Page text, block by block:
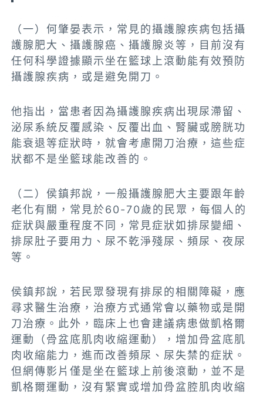
（一）何肇晏表示，常見的攝護腺疾病包括攝
護腺肥大、攝護腺癌、攝護腺炎等，目前沒有
任何科學證據顯示坐在籃球上滾動能有效預防
攝護腺疾病，或是避免開刀。
他指出，當患者因為攝護腺疾病出現尿滯留、
泌尿系統反覆感染、反覆出血、腎臟或膀胱功
能衰退等症狀時，就會考慮開刀治療，這些症
狀都不是坐籃球能改善的。
（二）侯鎮邦說，一般攝護腺肥大主要跟年齡
老化有關，常見於60-70歲的民眾，每個人的
症狀與嚴重程度不同，常見症狀如排尿變細、
排尿肚子要用力、尿不乾淨殘尿、頻尿、夜尿
等。
侯鎮邦說，若民眾發現有排尿的相關障礙，應
尋求醫生治療，治療方式通常會以藥物或是開
刀治療。此外，臨床上也會建議病患做凱格爾
運動（骨盆底肌肉收縮運動），增加骨盆底肌
肉收縮能力，進而改善頻尿、尿失禁的症狀。
但網傳影片僅是坐在籃球上前後滾動，並不是
凱格爾運動，沒有緊實或增加骨盆腔肌肉收縮